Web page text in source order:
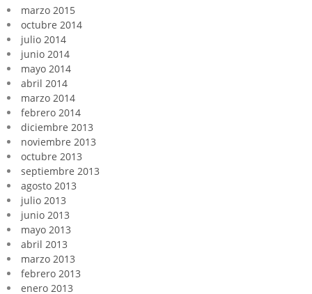
marzo 2015
octubre 2014
julio 2014
junio 2014
mayo 2014
abril 2014
marzo 2014
febrero 2014
diciembre 2013
noviembre 2013
octubre 2013
septiembre 2013
agosto 2013
julio 2013
junio 2013
mayo 2013
abril 2013
marzo 2013
febrero 2013
enero 2013